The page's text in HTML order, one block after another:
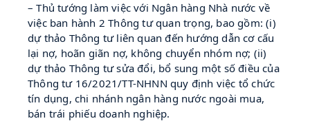
– Thủ tướng làm việc với Ngân hàng Nhà nước về
việc ban hành 2 Thông tư quan trọng, bao gồm: (i)
dự thảo Thông tư liên quan đến hướng dẫn cơ cấu
lại nợ, hoãn giãn nợ, không chuyển nhóm nợ; (ii)
dự thảo Thông tư sửa đổi, bổ sung một số điều của
Thông tư 16/2021/TT-NHNN quy định việc tổ chức
tín dụng, chi nhánh ngân hàng nước ngoài mua,
bán trái phiếu doanh nghiệp.